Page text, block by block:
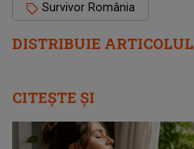
DISTRIBUIE ARTICOLUL
Survivor România
CITEȘTE ȘI